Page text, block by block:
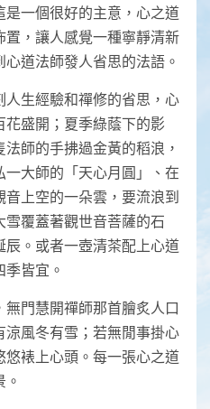
一個很好的主意，心之道
置，讓人感覺一種寧靜清新
道法師發人省思的法語。
人生經驗和禪修的省思，心
花盛開；夏季綠蔭下的影
師的手拂過金黃的稻浪，
大師的「天心月圓」、在
上空的一朵雲，要流浪到
覆蓋著觀世音菩薩的石
。或者一壺清茶配上心道
皆宜。
門慧開禪師那首膾炙人口
風冬有雪；若無閒事掛心
裱上心頭。每一張心之道